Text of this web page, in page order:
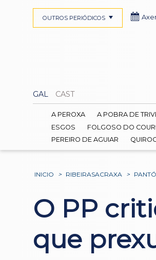
GAL CAST
OUTROS PERIÓDICOS
A PEROXA A POBRA DE
ESGOS
FOLGOSO DO
PEREIRO DE AGUIAR
INICIO > RIBEIRASACRAXA >
O PP
que